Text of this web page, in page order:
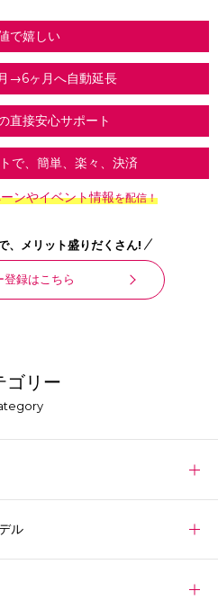
で嬉しい
→6ヶ月へ自動延長
直接安心サポート
で、簡単、楽々、決済
ンやイベント情報を配信！
、メリット盛りだくさん!
登録はこちら
ゴリー
ル